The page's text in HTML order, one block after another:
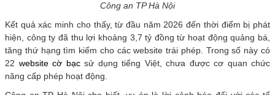
Công an TP Hà Nội
Kết quả xác minh cho thấy, từ đầu năm 2026 đến thời điểm bị phát
hiện, công ty đã thu lợi khoảng 3,7 tỷ đồng từ hoạt động quảng bá,
tăng thứ hạng tìm kiếm cho các website trái phép. Trong số này có
22 website cờ bạcsử dụng tiếng Việt, chưa được cơ quan chức
năng cấp phép hoạt động.